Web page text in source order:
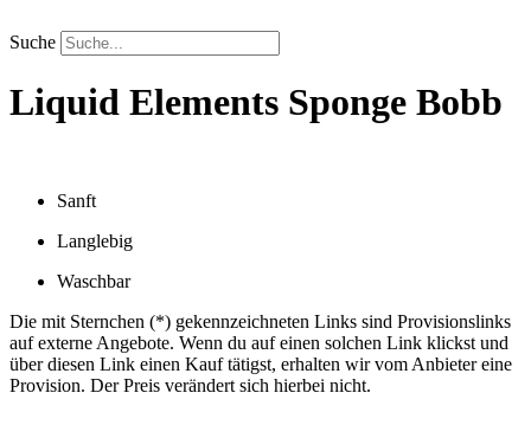
Inhalt
springen
Suche
Liquid Elements Sponge Bobb
Sanft
Langlebig
Waschbar
Die mit Sternchen (*) gekennzeichneten Links sind Provisionslinks
auf externe Angebote. Wenn du auf einen solchen Link klickst und
über diesen Link einen Kauf tätigst, erhalten wir vom Anbieter eine
Provision. Der Preis verändert sich hierbei nicht.